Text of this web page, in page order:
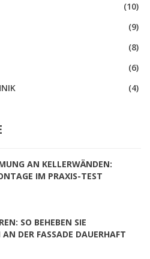
(10)
(9)
(8)
(6)
(4)
AN KELLERWÄNDEN:
IM PRAXIS-TEST
SO BEHEBEN SIE
DER FASSADE DAUERHAFT